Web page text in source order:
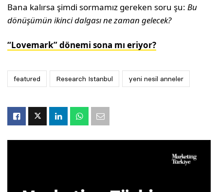
Bana kalırsa şimdi sormamız gereken soru şu:Bu
dönüşümün ikinci dalgası ne zaman gelecek?
“Lovemark” dönemi sona mı eriyor?
featured Research Istanbul yeni nesil anneler